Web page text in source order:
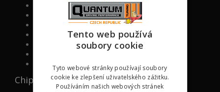
NOVĚ CHIPOVANÉ MODELY
VÁLCOVÁ ZKUŠEBNA
VIP BONUS PROGRAM
CHIPTUNING ŠKOLA
RECENZE KLIENTŮ NA CHIPTUNING
KONTAKT
Chipované značky
Tento web používá
soubory cookie
Tyto webové stránky používají soubory
cookie ke zlepšení uživatelského zážitku.
Používáním našich webových stránek